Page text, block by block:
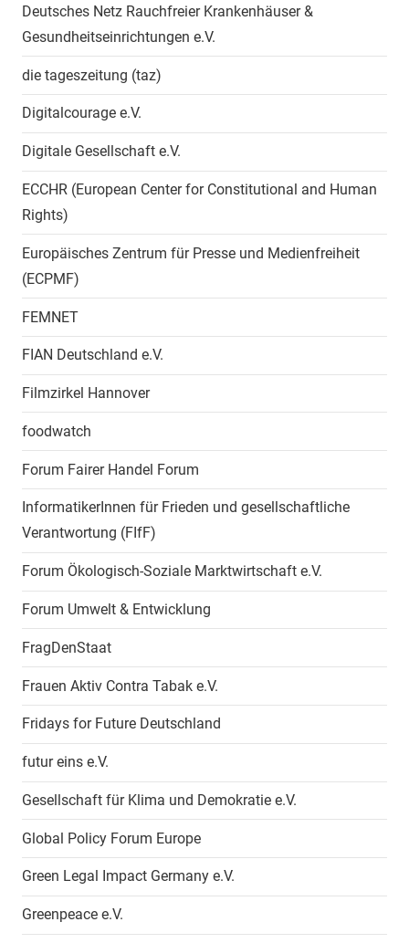
Deutsches Netz Rauchfreier Krankenhäuser &
Gesundheitseinrichtungen e.V.
die tageszeitung (taz)
Digitalcourage e.V.
Digitale Gesellschaft e.V.
ECCHR (European Center for Constitutional and Human
Rights)
Europäisches Zentrum für Presse und Medienfreiheit
(ECPMF)
FEMNET
FIAN Deutschland e.V.
Filmzirkel Hannover
foodwatch
Forum Fairer Handel Forum
InformatikerInnen für Frieden und gesellschaftliche
Verantwortung (FIfF)
Forum Ökologisch-Soziale Marktwirtschaft e.V.
Forum Umwelt & Entwicklung
FragDenStaat
Frauen Aktiv Contra Tabak e.V.
Fridays for Future Deutschland
futur eins e.V.
Gesellschaft für Klima und Demokratie e.V.
Global Policy Forum Europe
Green Legal Impact Germany e.V.
Greenpeace e.V.